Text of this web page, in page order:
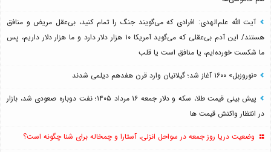
آیت الله علم‌الهدی: افرادی که می‌گویند جنگ را تمام کنید، بی‌عقل مریض و منافق
هستند/ این آدم بی‌عقلی که می‌گوید آمریکا ۱۰ هزار دلار دارد و ما هزار دلار داریم، پس
ما شکست خورده‌ایم، یا منافق است یا قلب
«نوروزبل» ۱۶۰۰ آغاز شد؛ گیلانیان وارد قرن هفدهم دیلمی شدند
پیش بینی قیمت طلا، سکه و دلار جمعه ۱۶ مرداد ۱۴۰۵؛ نفت دوباره صعودی شد، بازار
در انتظار واکنش قیمت ها
وضعیت دریا روز جمعه در سواحل انزلی، آستارا و چمخاله برای شنا چگونه است؟